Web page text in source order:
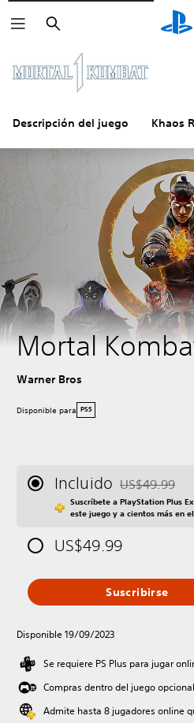
Buscar
Descripción del juego Khaos
Mortal
Warner Bros
Disponible para PS5
Incluido Rebajado del
US$49.99
Suscríbete a PlayStation Plus
este juego y a cientos más en
US$49.99
Suscribirse
Disponible 19/09/2023
Se requiere PS Plus para jugar
Compras dentro del juego
Admite hasta 8 jugadores online